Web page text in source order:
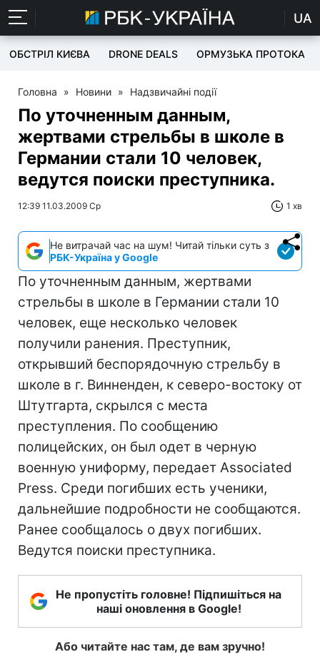
UA
ОБСТРІЛ КИЄВА DRONE DEALS ОРМУЗЬКА ПРОТОКА
Головна » Новини » Надзвичайні події
По уточненным данным,
жертвами стрельбы в школе в
Германии стали 10 человек,
ведутся поиски преступника.
12:39 11.03.2009 Ср 1 хв
Не витрачай час на шум! Читай тільки суть з
РБК-Україна у Google
По уточненным данным, жертвами
стрельбы в школе в Германии стали 10
человек, еще несколько человек
получили ранения. Преступник,
открывший беспорядочную стрельбу в
школе в г. Винненден, к северо-востоку от
Штутгарта, скрылся с места
преступления. По сообщению
полицейских, он был одет в черную
военную униформу, передает Associated
Press. Среди погибших есть ученики,
дальнейшие подробности не сообщаются.
Ранее сообщалось о двух погибших.
Ведутся поиски преступника.
Не пропустіть головне! Підпишіться на
наші оновлення в Google!
Або читайте нас там, де вам зручно!